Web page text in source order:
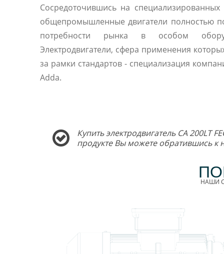
Сосредоточившись на специализированных
общепромышленные двигатели полностью
потребности рынка в особом
Электродвигатели, сфера применения
за рамки стандартов - специализация
Adda.
Купить электродвигатель CA 200LT
продукте Вы можете обратившись
НАШИ